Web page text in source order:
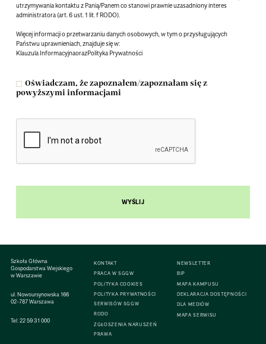
utrzymywania kontaktu z Panią/Panem co stanowi prawnie uzasadniony interes
administratora (art. 6 ust. 1 lit. f RODO).
Więcej informacji o przetwarzaniu danych osobowych, w tym o przysługujących
Państwu uprawnieniach, znajduje się w:
Klauzula InformacyjnaorazPolityka Prywatności
Oświadczam, że zapoznałem/zapoznałam się z
powyższymi informacjami
WYŚLIJ
Szkoła Główna
Gospodarstwa Wiejskiego
w Warszawie
ul. Nowoursynowska 166
02-787 Warszawa
Tel:22 59 31 000
KONTAKT
PRACA W SGGW
POLITYKA COOKIES
POLITYKA PRYWATNOŚCI
SERWISÓW SGGW
RODO
ZGŁOSZENIA NARUSZEŃ
PRAWA
NEWSLETTER
BIP
MAPA KAMPUSU
DEKLARACJA DOSTĘPNOŚCI
DLA MEDIÓW
MAPA SERWISU